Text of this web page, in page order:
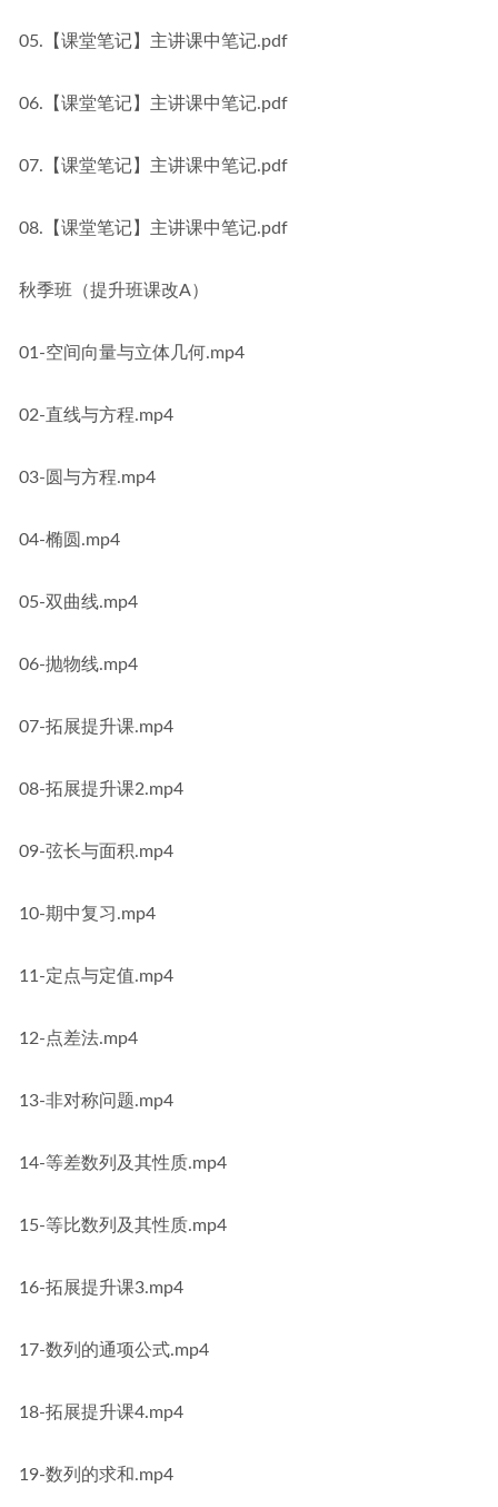
05.【课堂笔记】主讲课中笔记.pdf
06.【课堂笔记】主讲课中笔记.pdf
07.【课堂笔记】主讲课中笔记.pdf
08.【课堂笔记】主讲课中笔记.pdf
秋季班（提升班课改A）
01-空间向量与立体几何.mp4
02-直线与方程.mp4
03-圆与方程.mp4
04-椭圆.mp4
05-双曲线.mp4
06-抛物线.mp4
07-拓展提升课.mp4
08-拓展提升课2.mp4
09-弦长与面积.mp4
10-期中复习.mp4
11-定点与定值.mp4
12-点差法.mp4
13-非对称问题.mp4
14-等差数列及其性质.mp4
15-等比数列及其性质.mp4
16-拓展提升课3.mp4
17-数列的通项公式.mp4
18-拓展提升课4.mp4
19-数列的求和.mp4